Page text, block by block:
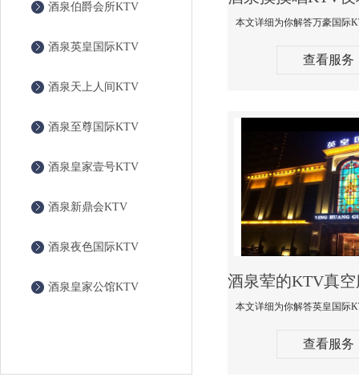
酒泉伯爵会所KTV
酒泉英皇国际KTV
酒泉天上人间KTV
酒泉至尊国际KTV
酒泉皇家壹号KTV
酒泉新鼎会KTV
酒泉夜色国际KTV
酒泉皇家公馆KTV
查看服务
查看服务